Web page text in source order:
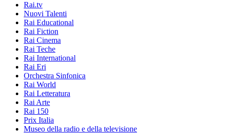
Rai.tv
Nuovi Talenti
Rai Educational
Rai Fiction
Rai Cinema
Rai Teche
Rai International
Rai Eri
Orchestra Sinfonica
Rai World
Rai Letteratura
Rai Arte
Rai 150
Prix Italia
Museo della radio e della televisione